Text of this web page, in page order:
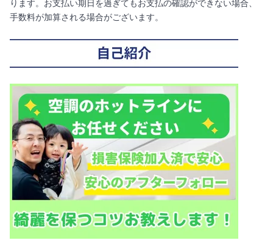
ります。お支払い期日を過ぎてもお支払の確認ができない場合、
手数料が加算される場合がございます。